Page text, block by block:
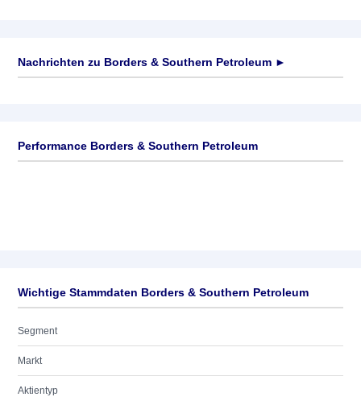
Nachrichten zu Borders & Southern Petroleum ►
Performance Borders & Southern Petroleum
Wichtige Stammdaten Borders & Southern Petroleum
Segment
Markt
Aktientyp